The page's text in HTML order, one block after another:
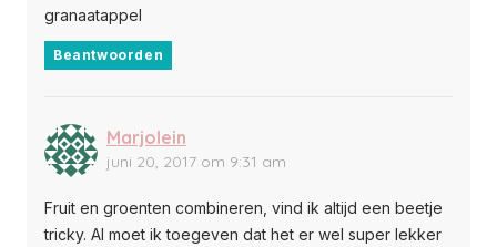
granaatappel
Beantwoorden
Marjolein
juni 20, 2017 om 9:31 am
Fruit en groenten combineren, vind ik altijd een beetje
tricky. Al moet ik toegeven dat het er wel super lekker